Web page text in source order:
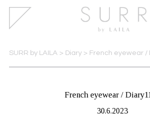
SURR by LAILA > Diary> French eyewear /
French eyewear /
30.6.2023